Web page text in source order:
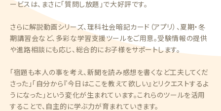
ービスは、まさに「質問し放題」で大好評です。
さらに解説動画シリーズ、理科社会暗記カード（アプリ）、夏期・冬
期講習会など、多彩な学習支援ツールをご用意。受験情報の提供
や進路相談にも応じ、総合的にお子様をサポートします。
「宿題も本人の事を考え、新聞を読み感想を書くなど工夫してくだ
さった」「自分から『今日はここを教えて欲しい』とリクエストするよ
うになった」という変化が生まれています。これらのツールを活用
することで、自主的に学ぶ力が育まれていきます。